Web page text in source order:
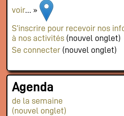
voir… »
S’inscrire pour recevoir nos
à nos activités(nouvel onglet)
Se connecter(nouvel onglet)
Agenda
de la semaine
(nouvel onglet)